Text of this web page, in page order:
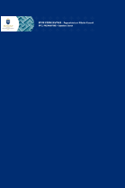
VuFind